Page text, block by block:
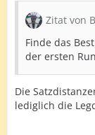
Zitat von
Finde das
der ersten
Die
lediglich die